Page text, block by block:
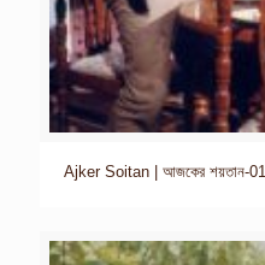
Ajker Soitan | আজকের শয়তান-01